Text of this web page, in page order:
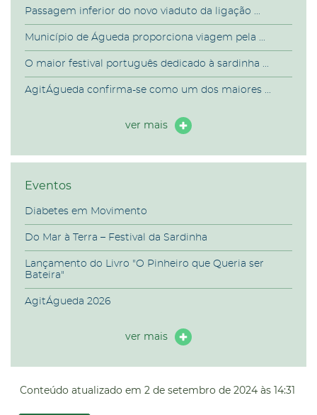
Passagem inferior do novo viaduto da ligação ...
Município de Águeda proporciona viagem pela ...
O maior festival português dedicado à sardinha ...
AgitÁgueda confirma-se como um dos maiores ...
ver mais
Eventos
Diabetes em Movimento
Do Mar à Terra – Festival da Sardinha
Lançamento do Livro "O Pinheiro que Queria ser
Bateira"
AgitÁgueda 2026
ver mais
Conteúdo atualizado em 2 de setembro de 2024 às 14:31